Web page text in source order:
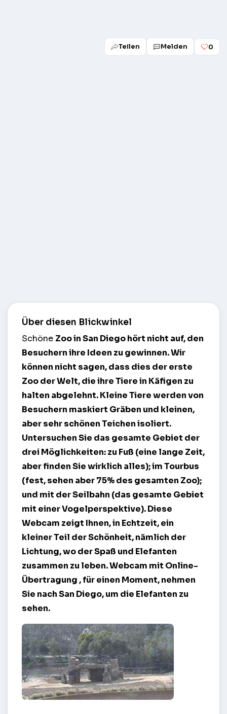
Teilen Melden 0
Über diesen Blickwinkel
Schöne Zoo in San Diegohört nicht auf, den
Besuchern ihre Ideen zu gewinnen. Wir
können nicht sagen, dass dies der erste
Zoo der Welt, die ihre Tiere in Käfigen zu
halten abgelehnt. Kleine Tiere werden von
Besuchern maskiert Gräben und kleinen,
aber sehr schönen Teichen isoliert.
Untersuchen Sie das gesamte Gebiet der
drei Möglichkeiten: zu Fuß (eine lange Zeit,
aber finden Sie wirklich alles); im Tourbus
(fest, sehen aber 75% des gesamten Zoo);
und mit der Seilbahn (das gesamte Gebiet
mit einer Vogelperspektive). Diese
Webcam zeigt Ihnen, in Echtzeit, ein
kleiner Teil der Schönheit, nämlich der
Lichtung, wo der Spaß und Elefanten
zusammen zu leben.Webcam mit Online-
Übertragung, für einen Moment, nehmen
Sie nach San Diego, um die Elefanten zu
sehen.